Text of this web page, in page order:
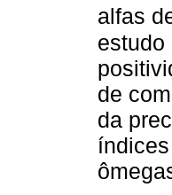
alfas
estudo
de
da